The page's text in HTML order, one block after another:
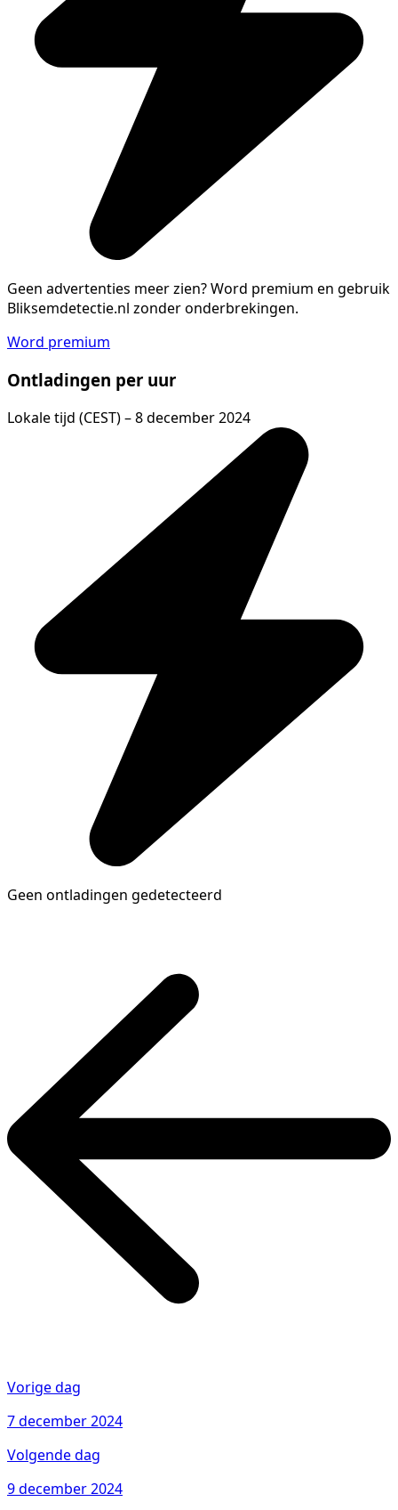
Geen advertenties meer zien?Word premium en gebruik
Bliksemdetectie.nl zonder onderbrekingen.
Word premium
Ontladingen per uur
Lokale tijd (CEST) – 8 december 2024
Geen ontladingen gedetecteerd
Vorige dag
7 december 2024
Volgende dag
9 december 2024